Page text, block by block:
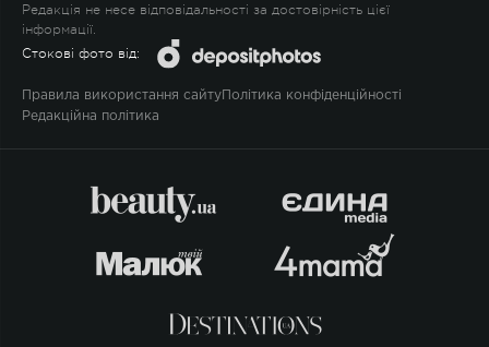
Редакція не несе відповідальності за достовірність цієї
інформації.
Стокові фото від:
Правила використання сайту Політика конфіденційності
Редакційна політика